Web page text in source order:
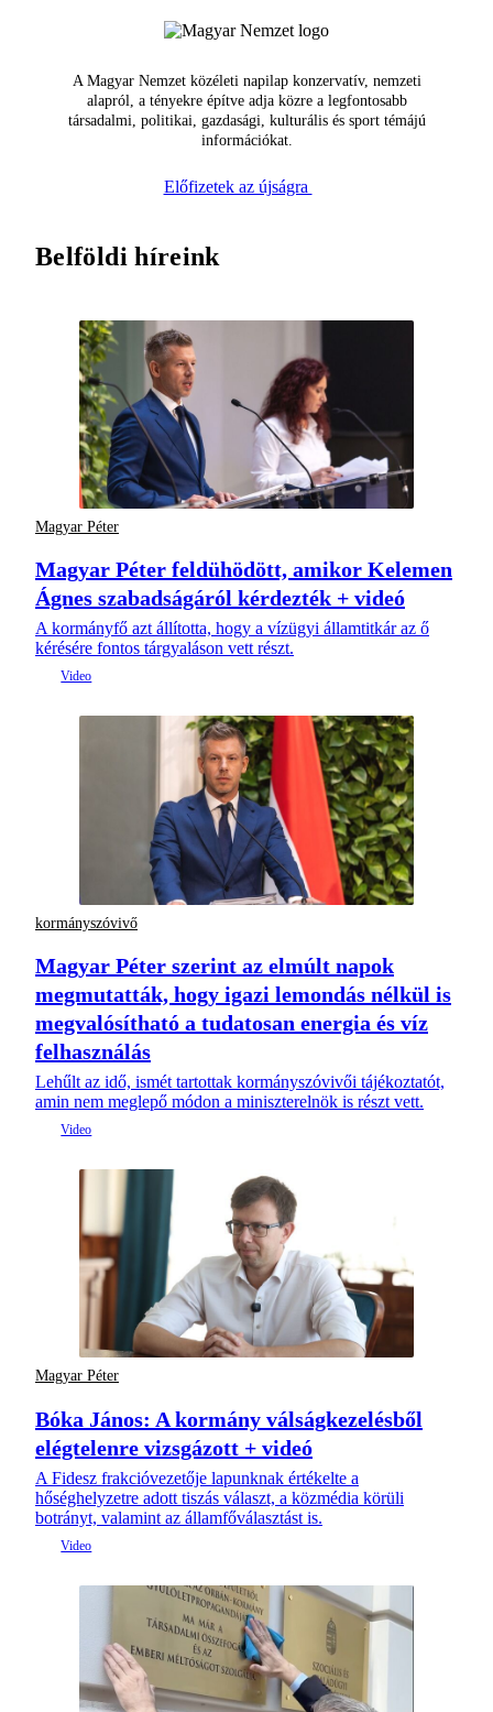
A Magyar Nemzet közéleti napilap konzervatív, nemzeti
alapról, a tényekre építve adja közre a legfontosabb
társadalmi, politikai, gazdasági, kulturális és sport témájú
információkat.
Előfizetek az újságra
Belföldi híreink
Magyar Péter
Magyar Péter feldühödött, amikor Kelemen
Ágnes szabadságáról kérdezték + videó
A kormányfő azt állította, hogy a vízügyi államtitkár az ő
kérésére fontos tárgyaláson vett részt.
kormányszóvivő
Magyar Péter szerint az elmúlt napok
megmutatták, hogy igazi lemondás nélkül is
megvalósítható a tudatosan energia és víz
felhasználás
Lehűlt az idő, ismét tartottak kormányszóvivői tájékoztatót,
amin nem meglepő módon a miniszterelnök is részt vett.
Magyar Péter
Bóka János: A kormány válságkezelésből
elégtelenre vizsgázott + videó
A Fidesz frakcióvezetője lapunknak értékelte a
hőséghelyzetre adott tiszás választ, a közmédia körüli
botrányt, valamint az államfőválasztást is.